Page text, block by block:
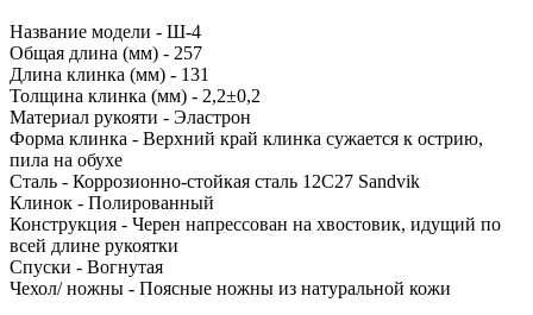
Название модели - Ш-4
Общая длина (мм) - 257
Длина клинка (мм) - 131
Толщина клинка (мм) - 2,2±0,2
Материал рукояти - Эластрон
Форма клинка - Верхний край клинка сужается к острию,
пила на обухе
Сталь - Коррозионно-стойкая сталь 12C27 Sandvik
Клинок - Полированный
Конструкция - Черен напрессован на хвостовик, идущий по
всей длине рукоятки
Спуски - Вогнутая
Чехол/ ножны - Поясные ножны из натуральной кожи